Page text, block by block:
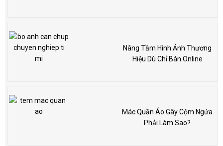
Nâng Tầm Hình Ảnh Thương
Hiệu Dù Chỉ Bán Online
Mác Quần Áo Gây Cộm Ngứa
Phải Làm Sao?